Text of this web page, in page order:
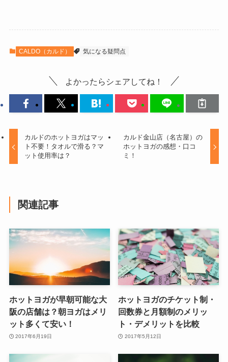
CALDO（カルド） 気になる疑問点
よかったらシェアしてね！
カルドのホットヨガはマッ
ト不要！タオルで滑る？マ
ット使用率は？
カルド金山店（名古屋）の
ホットヨガの感想・口コ
ミ！
関連記事
ホットヨガが早朝可能な大
阪の店舗は？朝ヨガはメリ
ット多くて安い！
2017年6月19日
ホットヨガのチケット制・
回数券と月額制のメリッ
ト・デメリットを比較
2017年5月12日